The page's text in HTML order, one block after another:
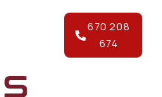
670 208
674